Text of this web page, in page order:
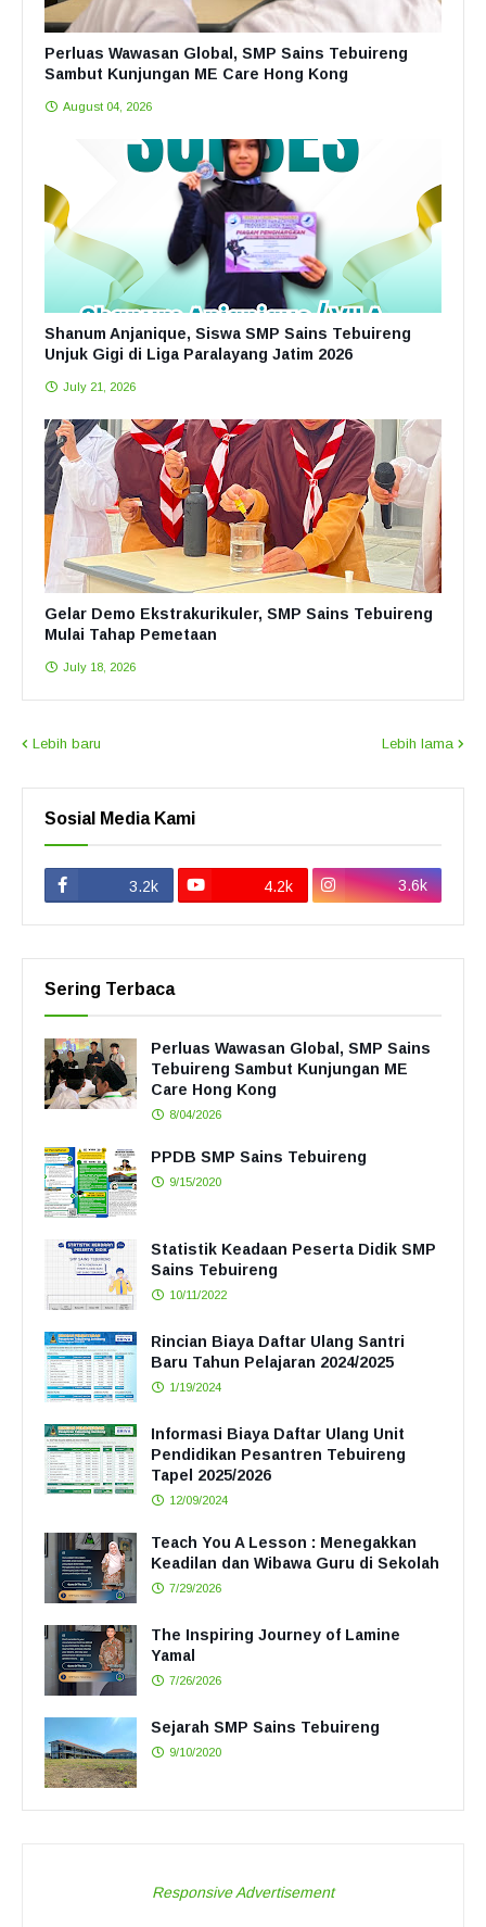
Perluas Wawasan Global, SMP Sains Tebuireng
Sambut Kunjungan ME Care Hong Kong
August 04, 2026
Shanum Anjanique, Siswa SMP Sains Tebuireng
Unjuk Gigi di Liga Paralayang Jatim 2026
July 21, 2026
Gelar Demo Ekstrakurikuler, SMP Sains Tebuireng
Mulai Tahap Pemetaan
July 18, 2026
Lebih baru Lebih lama
Sosial Media Kami
3.2k 4.2k 3.6k
Sering Terbaca
Perluas Wawasan Global, SMP Sains
Tebuireng Sambut Kunjungan ME
Care Hong Kong
8/04/2026
PPDB SMP Sains Tebuireng
9/15/2020
Statistik Keadaan Peserta Didik SMP
Sains Tebuireng
10/11/2022
Rincian Biaya Daftar Ulang Santri
Baru Tahun Pelajaran 2024/2025
1/19/2024
Informasi Biaya Daftar Ulang Unit
Pendidikan Pesantren Tebuireng
Tapel 2025/2026
12/09/2024
Teach You A Lesson : Menegakkan
Keadilan dan Wibawa Guru di Sekolah
7/29/2026
The Inspiring Journey of Lamine
Yamal
7/26/2026
Sejarah SMP Sains Tebuireng
9/10/2020
Responsive Advertisement